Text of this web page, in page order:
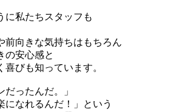
に私たちスタッフも
前向きな気持ちはもちろん
の安心感と
びも知っています。
だったんだ。」
になれるんだ！」という